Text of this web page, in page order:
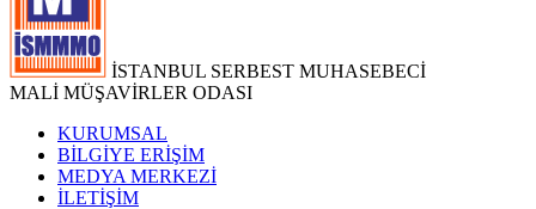
İSTANBUL SERBEST MUHASEBECİ
MALİ MÜŞAVİRLER ODASI
KURUMSAL
BİLGİYE ERİŞİM
MEDYA MERKEZİ
İLETİŞİM